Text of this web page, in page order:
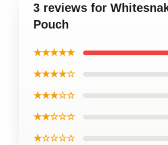
3 reviews for
Pouch
★★★★★
★★★★☆
★★★☆☆
★★☆☆☆
★☆☆☆☆